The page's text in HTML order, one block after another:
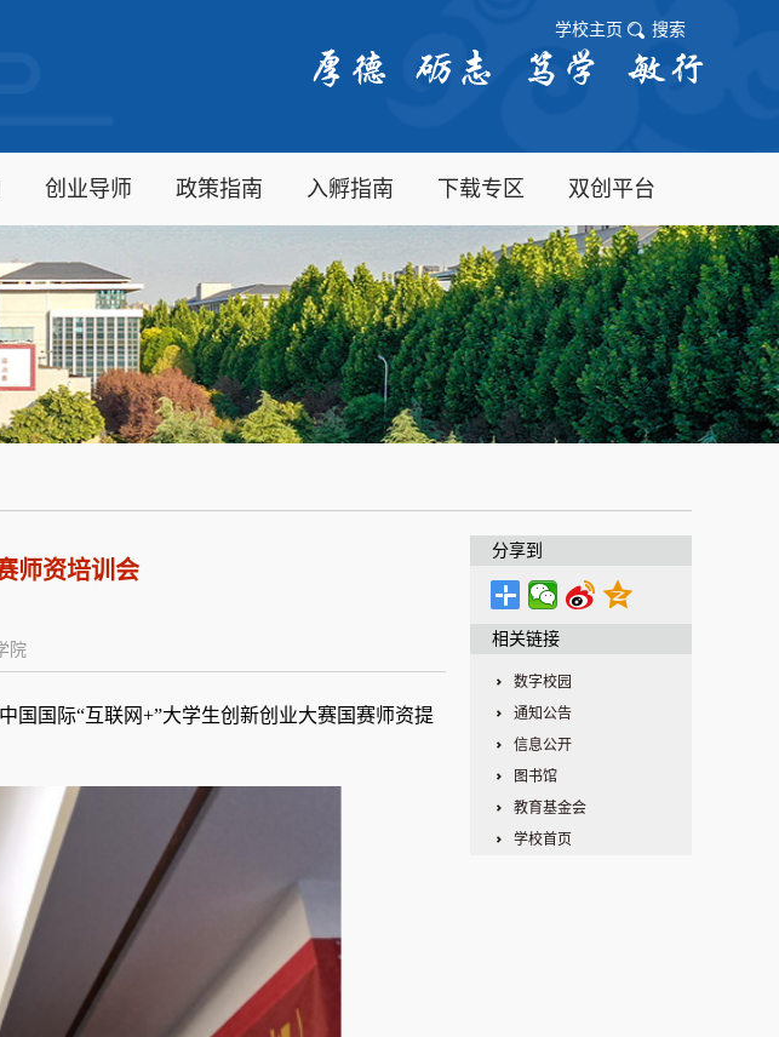
学校主页 搜索
创业导师 政策指南 入孵指南 下载专区 双创平台
师资培训会
院
国国际“互联网+”大学生创新创业大赛国赛师资提
分享到
相关链接
数字校园
通知公告
信息公开
图书馆
教育基金会
学校首页